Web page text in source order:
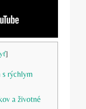
]
s rýchlym
a životné